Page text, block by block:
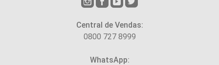
Central de Vendas:
0800 727 8999
WhatsApp: